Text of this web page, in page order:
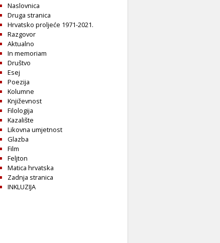
Naslovnica
Druga stranica
Hrvatsko proljeće 1971-2021.
Razgovor
Aktualno
In memoriam
Društvo
Esej
Poezija
Kolumne
Književnost
Filologija
Kazalište
Likovna umjetnost
Glazba
Film
Feljton
Matica hrvatska
Zadnja stranica
INKLUZIJA